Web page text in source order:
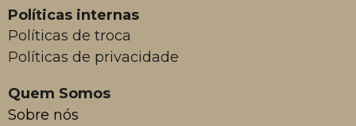
Políticas internas
Políticas de troca
Políticas de privacidade
Quem Somos
Sobre nós